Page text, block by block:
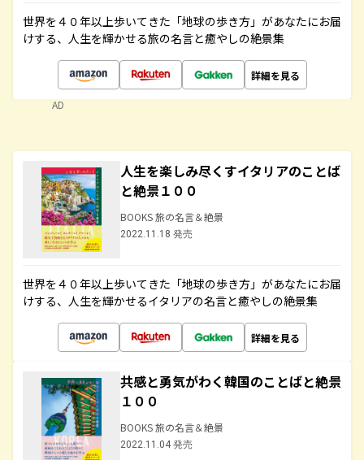
世界を４０年以上歩いてきた「地球の歩き方」があなたにお届
けする、人生を輝かせる旅の名言と癒やしの絶景集
詳細を見る
AD
人生を楽しみ尽くすイタリアのことば
と絶景１００
BOOKS 旅の名言＆絶景
2022.11.18 発売
世界を４０年以上歩いてきた「地球の歩き方」があなたにお届
けする、人生を輝かせるイタリアの名言と癒やしの絶景集
詳細を見る
共感と勇気がわく韓国のことばと絶景
１００
BOOKS 旅の名言＆絶景
2022.11.04 発売